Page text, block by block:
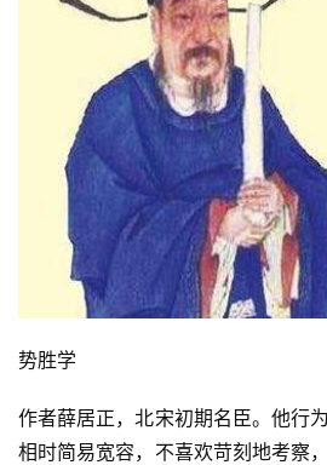
势胜学
作者薛居正，北宋初期名臣。他行
相时简易宽容，不喜欢苛刻地考察